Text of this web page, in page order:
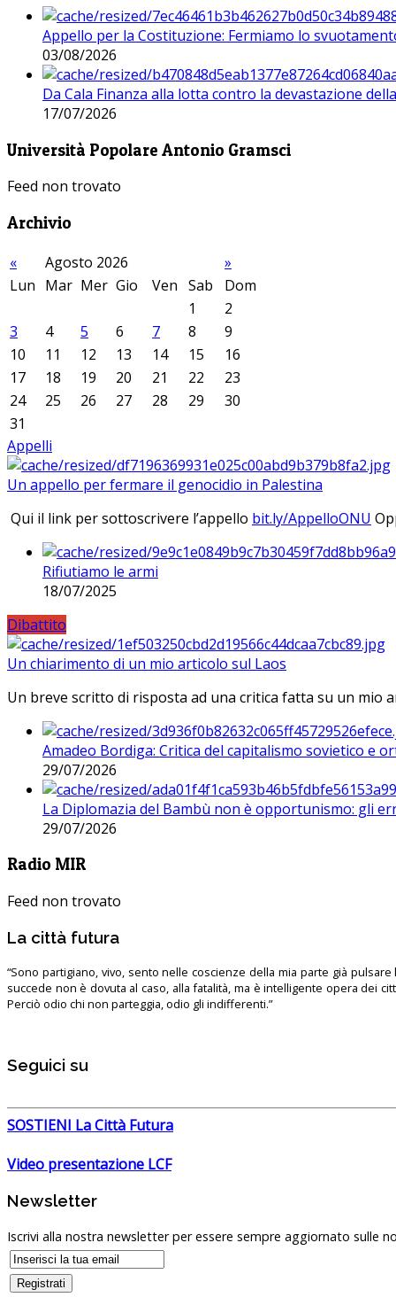
Appello per la Costituzione: Fermiamo lo
03/08/2026
Da Cala Finanza alla lotta contro la devastazione
17/07/2026
Università Popolare Antonio Gramsci
Feed non trovato
Archivio
« Agosto 2026
»
Lun Mar Mer Gio Ven Sab
Dom
1
2
3
4 5 6 7 8
9
10
11 12 13 14 15
16
17
18 19 20 21 22
23
24
25 26 27 28 29
30
31
Appelli
Un appello per fermare il genocidio in Palestina
Qui il link per sottoscrivere l’appello bit.ly/AppelloONU
Rifiutiamo le armi
18/07/2025
Dibattito
Un chiarimento di un mio articolo sul Laos
Un breve scritto di risposta ad una critica fatta su un mio
Amadeo Bordiga: Critica del capitalismo sovietico e
29/07/2026
La Diplomazia del Bambù non è opportunismo: gli
29/07/2026
Radio MIR
Feed non trovato
La città futura
“Sono partigiano, vivo, sento nelle coscienze della mia parte già pulsare
succede non è dovuta al caso, alla fatalità, ma è intelligente opera dei
Perciò odio chi non parteggia, odio gli indifferenti.”
Seguici su
SOSTIENI La Città Futura
Video presentazione LCF
Newsletter
Iscrivi alla nostra newsletter per essere sempre aggiornato sulle